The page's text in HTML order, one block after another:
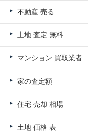
不動産 売る
土地 査定 無料
マンション 買取業者
家の査定額
住宅 売却 相場
土地 価格 表